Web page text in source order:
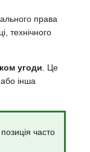
права
технічного
угоди . Це
інша
часто